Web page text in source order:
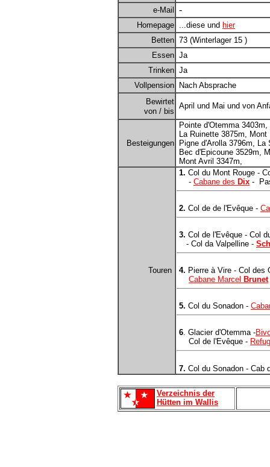
e-Mail -
Homepage ...diese und hier
Betten 73 (Winterlager 15 )
Essen Ja
Trinken Ja
Vollpension
Nach Absprache
Bewirtet
von / bis
April und Mai und von
Besteigungen
Pointe d'Otemma
La Ruinette 3875m,
Pigne d'Arolla 3796m, La
Bec d'Epicoune 3529m,
Mont Avril 3347m,
Touren
1. Col du Mont Rouge -
- Cabane des Dix -
2. Col de de l'Evêque -
3. Col de l'Evêque - Col
- Col da Valpelline -
4. Pierre à Vire - Col des
Cabane Marcel Brunet
5. Col du Sonadon -
6. Glacier d'Otemma -
Col de l'Evêque -
7. Col du Sonadon - Cab
Verzeichnis der
Hütten im Wallis